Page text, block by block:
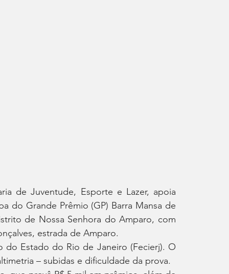
de Juventude, Esporte e Lazer, apoia
do Grande Prêmio (GP) Barra Mansa de
de Nossa Senhora do Amparo, com
estrada de Amparo.
do Estado do Rio de Janeiro (Fecierj). O
– subidas e dificuldade da prova.